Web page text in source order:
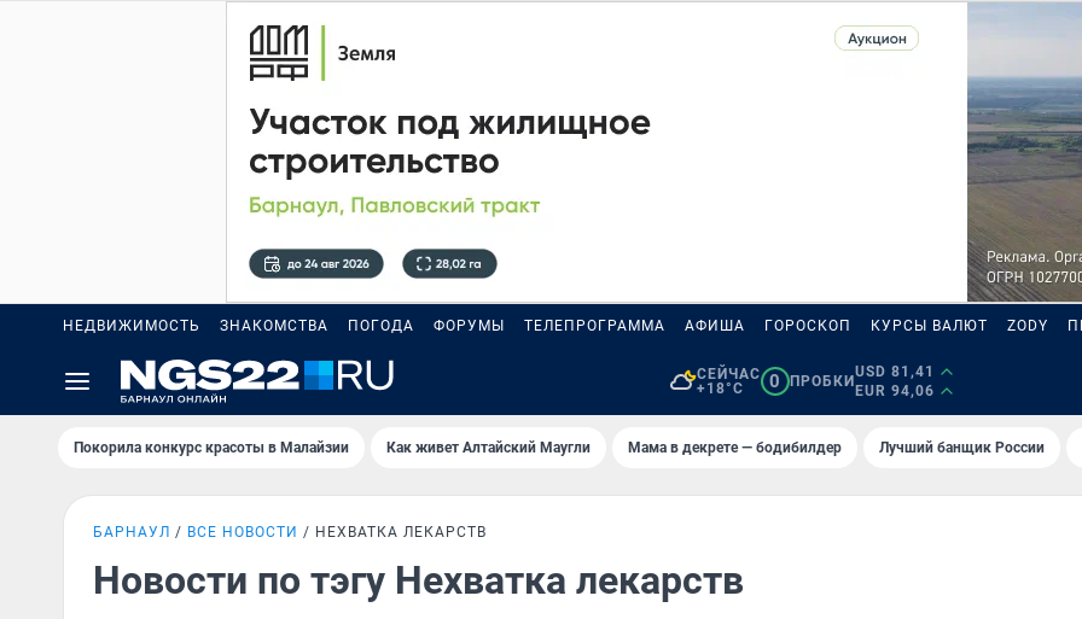
НЕДВИЖИМОСТЬ ЗНАКОМСТВА ПОГОДА ФОРУМЫ ТЕЛЕПРОГРАММА АФИША ГОРОСКОП КУРСЫ ВАЛЮТ ZODY
СЕЙЧАС
+18°C
0 ПРОБКИ
USD 81,41
EUR 94,06
Покорила конкурс красоты в Малайзии Как живет Алтайский Маугли Мама в декрете — бодибилдер Лучший банщик России
БАРНАУЛ ВСЕ НОВОСТИ НЕХВАТКА ЛЕКАРСТВ
Новости по тэгу Нехватка лекарств